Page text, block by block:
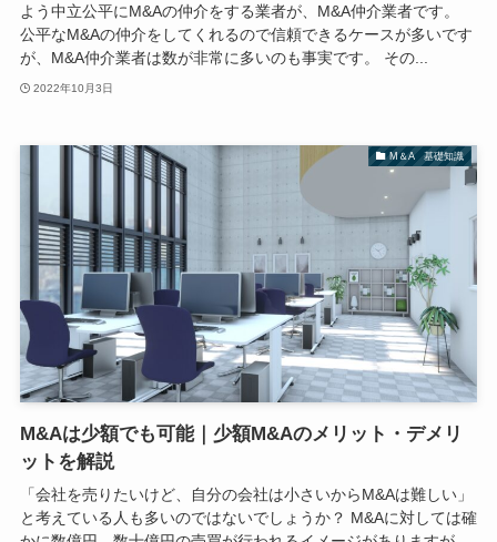
よう中立公平にM&Aの仲介をする業者が、M&A仲介業者です。
公平なM&Aの仲介をしてくれるので信頼できるケースが多いです
が、M&A仲介業者は数が非常に多いのも事実です。 その...
2022年10月3日
M＆A 基礎知識
M&Aは少額でも可能｜少額M&Aのメリット・デメリ
ットを解説
「会社を売りたいけど、自分の会社は小さいからM&Aは難しい」
と考えている人も多いのではないでしょうか？ M&Aに対しては確